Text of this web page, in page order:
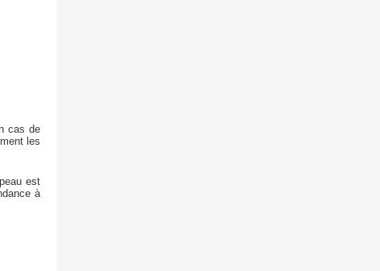
cas de
les
est
à